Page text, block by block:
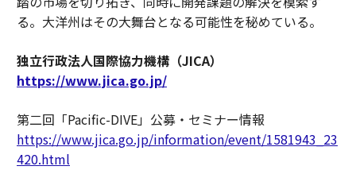
る。大洋州はその大舞台となる可能性を秘めている。
独立行政法人国際協力機構（JICA）
https://www.jica.go.jp/
第二回「Pacific-DIVE」公募・セミナー情報
https://www.jica.go.jp/information/event/1581943_23
420.html